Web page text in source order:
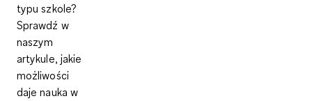
typu szkole?
Sprawdź w
naszym
artykule, jakie
możliwości
daje nauka w